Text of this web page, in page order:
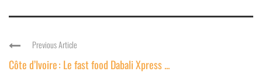
Previous Article
Côte d’Ivoire : Le fast food Dabali Xpress ...